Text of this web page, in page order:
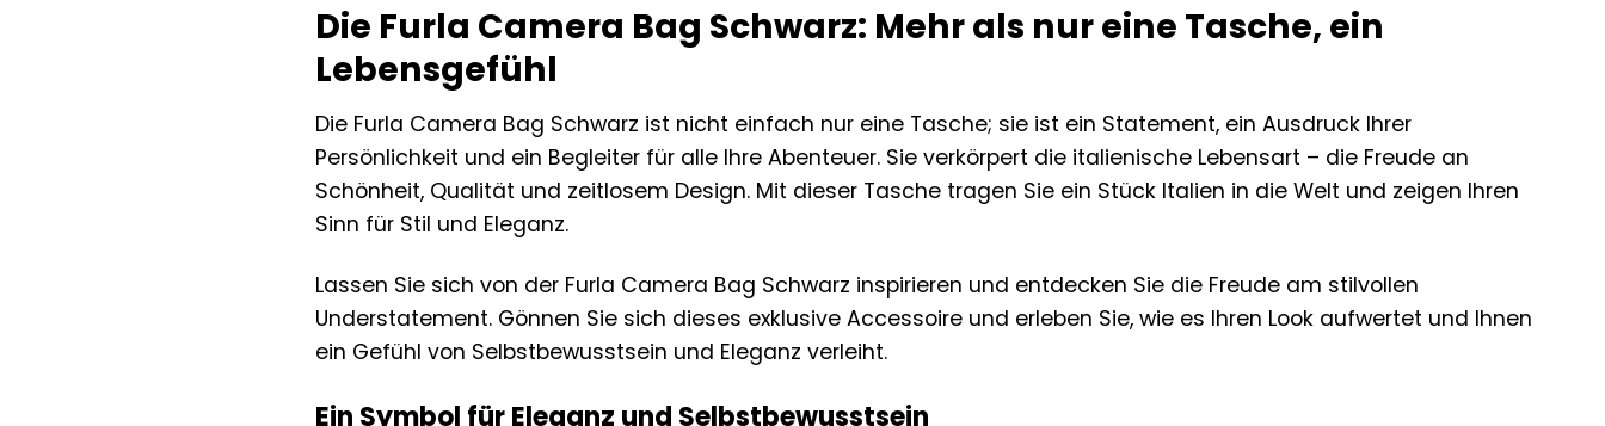
Die Furla Camera Bag Schwarz: Mehr als nur eine Tasche, ein
Lebensgefühl
Die Furla Camera Bag Schwarz ist nicht einfach nur eine Tasche; sie ist ein Statement, ein Ausdruck Ihrer
Persönlichkeit und ein Begleiter für alle Ihre Abenteuer. Sie verkörpert die italienische Lebensart – die Freude an
Schönheit, Qualität und zeitlosem Design. Mit dieser Tasche tragen Sie ein Stück Italien in die Welt und zeigen Ihren
Sinn für Stil und Eleganz.
Lassen Sie sich von der Furla Camera Bag Schwarz inspirieren und entdecken Sie die Freude am stilvollen
Understatement. Gönnen Sie sich dieses exklusive Accessoire und erleben Sie, wie es Ihren Look aufwertet und Ihnen
ein Gefühl von Selbstbewusstsein und Eleganz verleiht.
Ein Symbol für Eleganz und Selbstbewusstsein